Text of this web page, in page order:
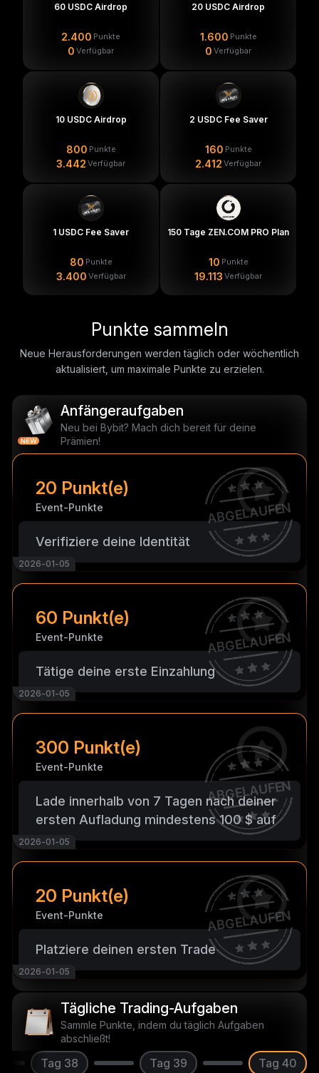
60 USDC Airdrop
2.400 Punkte
0 Verfügbar
20 USDC Airdrop
1.600 Punkte
0 Verfügbar
10 USDC Airdrop
800 Punkte
3.442 Verfügbar
2 USDC Fee Saver
160 Punkte
2.412 Verfügbar
1 USDC Fee Saver
80 Punkte
3.400 Verfügbar
150 Tage ZEN.COM PRO Plan
10 Punkte
19.113 Verfügbar
Punkte sammeln
Neue Herausforderungen werden täglich oder wöchentlich
aktualisiert, um maximale Punkte zu erzielen.
Anfängeraufgaben
Neu bei Bybit? Mach dich bereit für deine
Prämien!
20 Punkt(e)
Event-Punkte
Verifiziere deine Identität
ABGELAUFEN
2026-01-05
60 Punkt(e)
Event-Punkte
Tätige deine erste Einzahlung
ABGELAUFEN
2026-01-05
300 Punkt(e)
Event-Punkte
Lade innerhalb von 7 Tagen nach deiner
ersten Aufladung mindestens 100 $ auf
ABGELAUFEN
2026-01-05
20 Punkt(e)
Event-Punkte
Platziere deinen ersten Trade
ABGELAUFEN
2026-01-05
Tägliche Trading-Aufgaben
Sammle Punkte, indem du täglich Aufgaben
abschließt!
Tag 38 Tag 39 Tag 40